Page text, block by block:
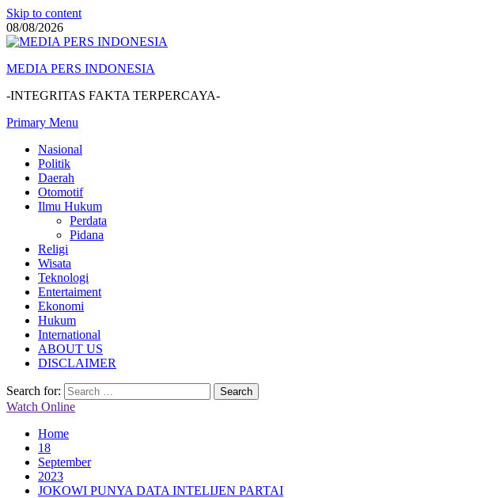
Skip to content
08/08/2026
MEDIA PERS INDONESIA
-INTEGRITAS FAKTA TERPERCAYA-
Primary Menu
Nasional
Politik
Daerah
Otomotif
Ilmu Hukum
Perdata
Pidana
Religi
Wisata
Teknologi
Entertaiment
Ekonomi
Hukum
International
ABOUT US
DISCLAIMER
Search for:
Watch Online
Home
18
September
2023
JOKOWI PUNYA DATA INTELIJEN PARTAI